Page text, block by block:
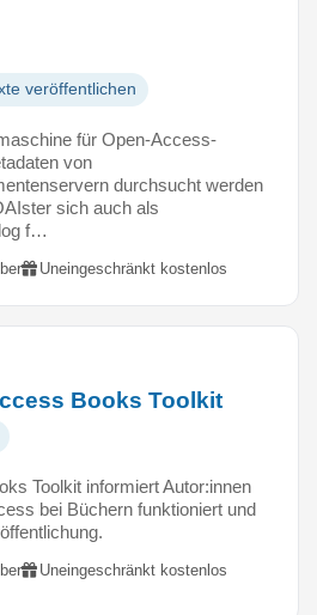
veröffentlichen
für Open-Access-
von
durchsucht werden
sich auch als
f…
Uneingeschränkt kostenlos
Books Toolkit
Toolkit informiert Autor:innen
bei Büchern funktioniert und
Uneingeschränkt kostenlos